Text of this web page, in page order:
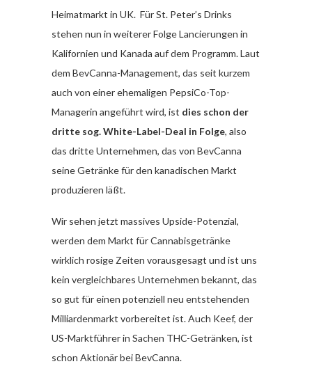
Heimatmarkt in UK. Für St. Peter’s Drinks
stehen nun in weiterer Folge Lancierungen in
Kalifornien und Kanada auf dem Programm. Laut
dem BevCanna-Management, das seit kurzem
auch von einer ehemaligen PepsiCo-Top-
Managerin angeführt wird, ist dies schon der
dritte sog. White-Label-Deal in Folge, also
das dritte Unternehmen, das von BevCanna
seine Getränke für den kanadischen Markt
produzieren läßt.
Wir sehen jetzt massives Upside-Potenzial,
werden dem Markt für Cannabisgetränke
wirklich rosige Zeiten vorausgesagt und ist uns
kein vergleichbares Unternehmen bekannt, das
so gut für einen potenziell neu entstehenden
Milliardenmarkt vorbereitet ist. Auch Keef, der
US-Marktführer in Sachen THC-Getränken, ist
schon Aktionär bei BevCanna.